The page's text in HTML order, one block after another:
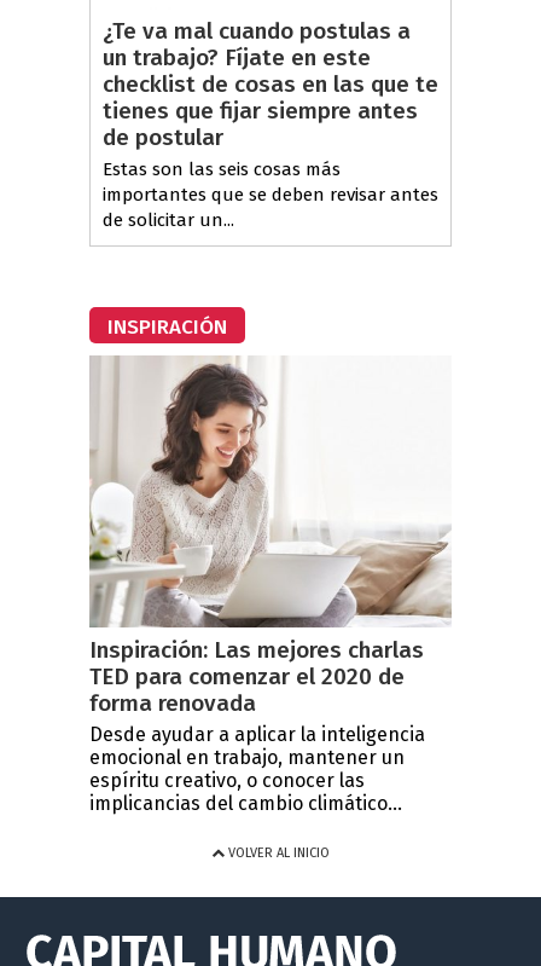
¿Te va mal cuando postulas a
un trabajo? Fíjate en este
checklist de cosas en las que te
tienes que fijar siempre antes
de postular
Estas son las seis cosas más
importantes que se deben revisar antes
de solicitar un...
INSPIRACIÓN
Inspiración: Las mejores charlas
TED para comenzar el 2020 de
forma renovada
Desde ayudar a aplicar la inteligencia
emocional en trabajo, mantener un
espíritu creativo, o conocer las
implicancias del cambio climático...
VOLVER AL INICIO